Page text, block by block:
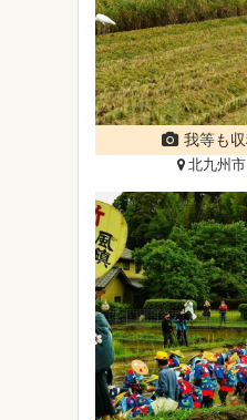
我等も
北九州市